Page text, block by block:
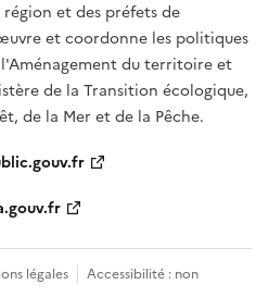
et des préfets de
et coordonne les politiques
du territoire et
de la Transition écologique,
de la Mer et de la Pêche.
légales Accessibilité : non